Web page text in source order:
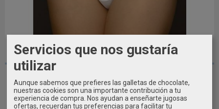
13,10 €
Servicios que nos gustaría
utilizar
Aunque sabemos que prefieres las galletas de chocolate,
nuestras cookies son una importante contribución a tu
experiencia de compra. Nos ayudan a enseñarte jugosas
ofertas, recuerdan tus preferencias para facilitar tu